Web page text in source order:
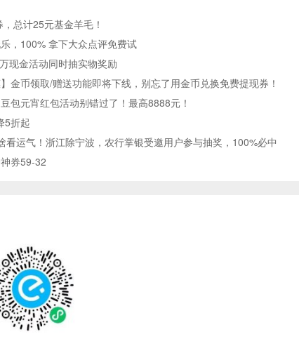
总计25元基金羊毛！
，100% 拿下大众点评免费试
现金活动同时抽实物奖励
金币领取/赠送功能即将下线，别忘了用金币兑换免费提现券！
包元宵红包活动别错过了！最高8888元！
5折起
看运气！浙江除宁波，农行掌银受邀用户参与抽奖，100%必中
券59-32